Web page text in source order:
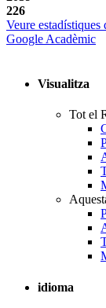
226
Veure estadístiques
Google Acadèmic
Visualitza
Tot el
idioma